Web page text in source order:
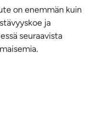
on enemmän kuin
ja
seuraavista